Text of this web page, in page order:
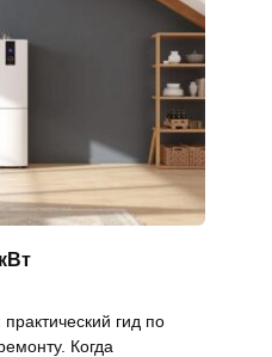
гид по
Когда